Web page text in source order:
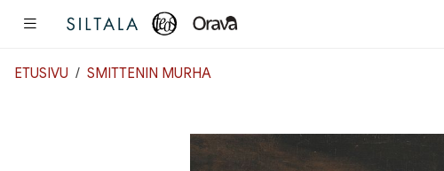
ETUSIVU SMITTENIN MURHA